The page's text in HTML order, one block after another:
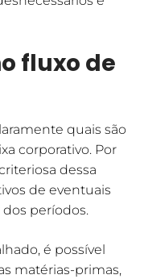
fluxo de
quais são
corporativo. Por
dessa
de eventuais
períodos.
é possível
matérias-primas,